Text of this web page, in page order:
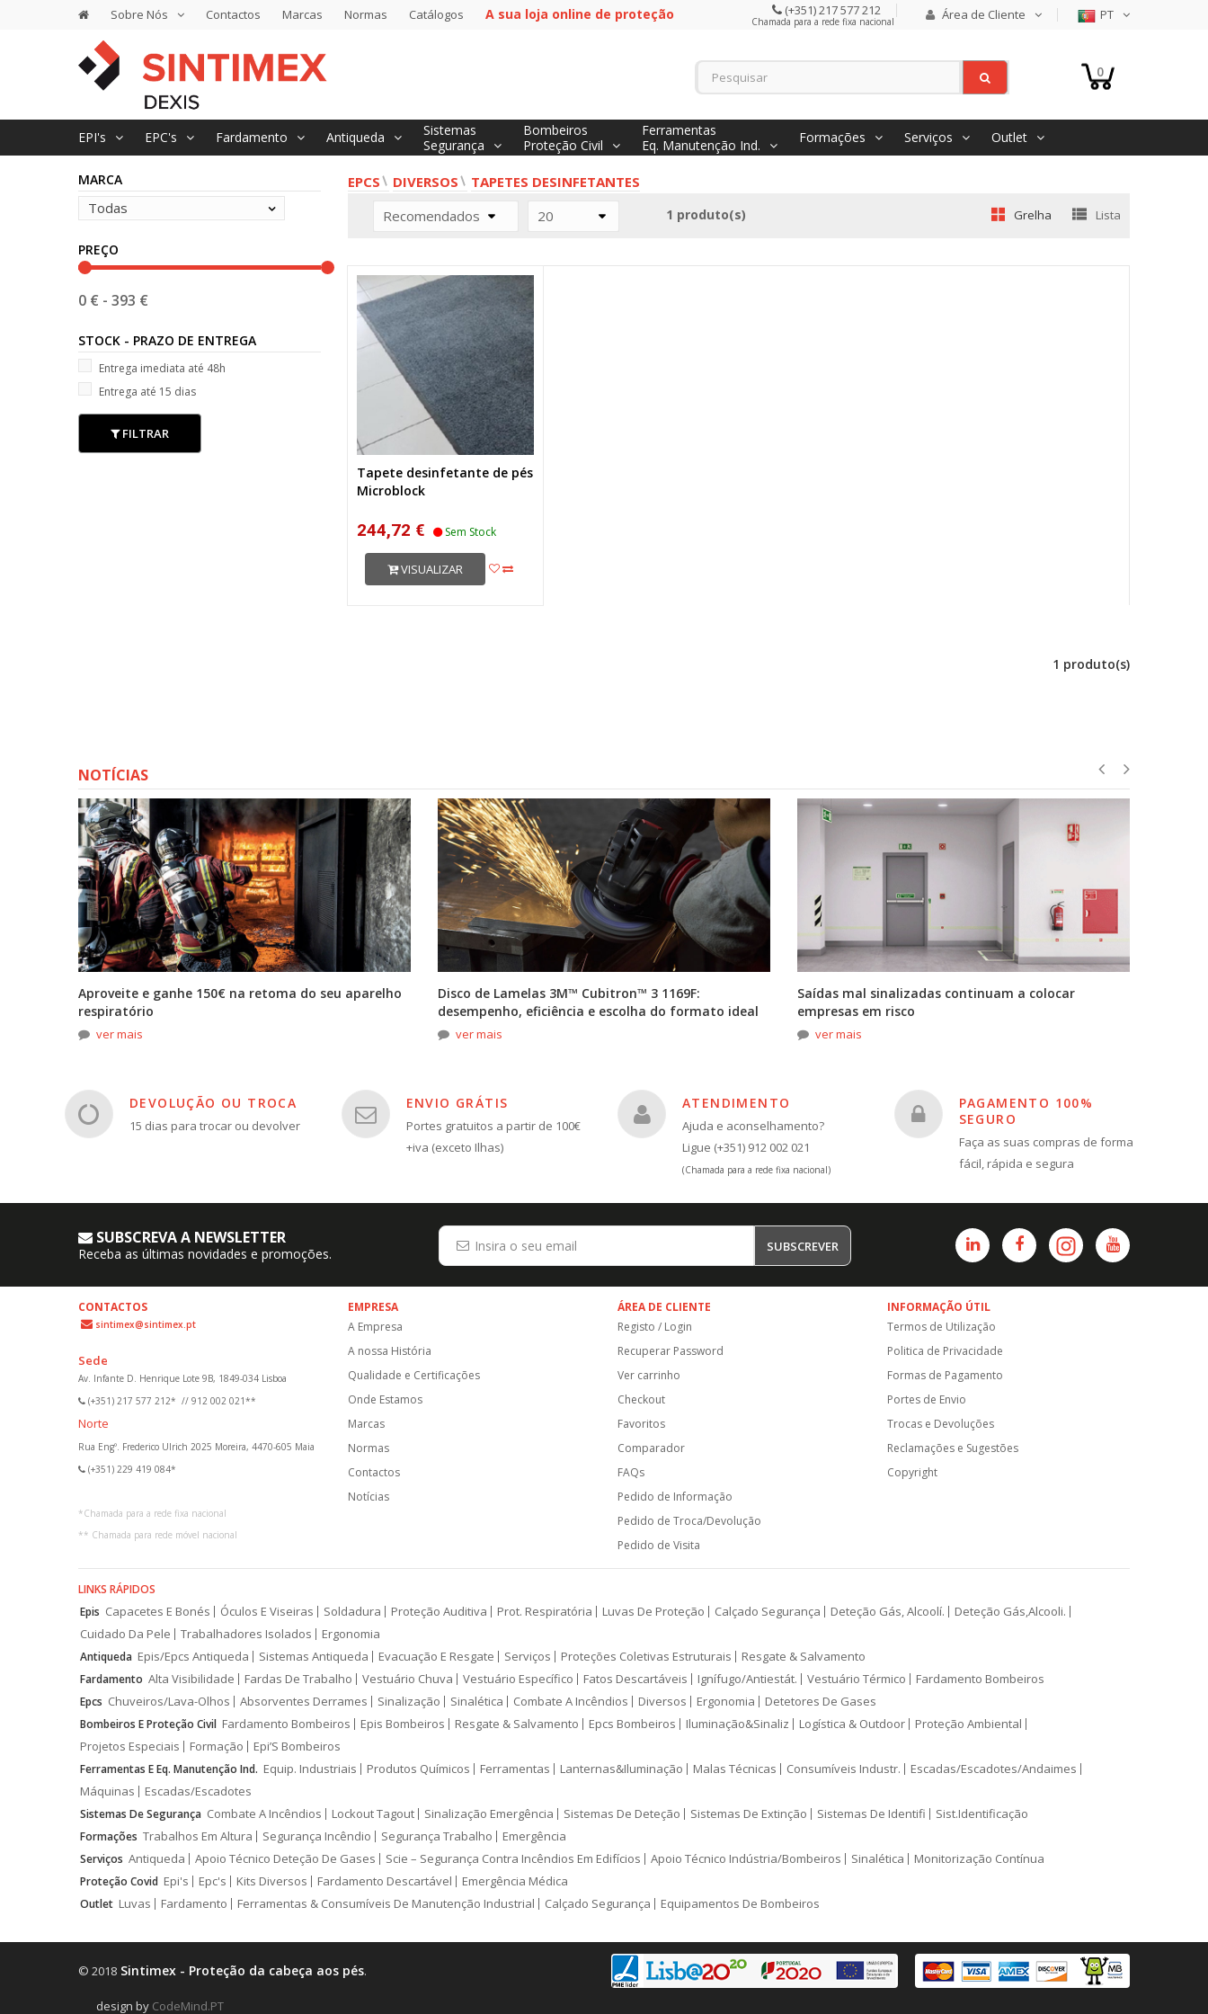
Sobre Nós Contactos Marcas Normas Catálogos A sua loja online de proteção (+351) 217 577 212
Chamada para a rede fixa nacional Área de Cliente PT
0
EPI's EPC's Fardamento Antiqueda
Sistemas
Segurança
Bombeiros
Proteção Civil
Ferramentas
Eq. Manutenção Ind.
Formações Serviços Outlet
EPCS DIVERSOS
TAPETES DESINFETANTES
Recomendados
20 1 produto(s) Grelha Lista
Tapete desinfetante de pés
Microblock
244,72 € Sem Stock
VISUALIZAR
1 produto(s)
MARCA
Todas
PREÇO
0 € - 393 €
STOCK - PRAZO DE ENTREGA
Entrega imediata até 48h
Entrega até 15 dias
FILTRAR
NOTÍCIAS
Aproveite e ganhe 150€ na retoma do seu aparelho
respiratório
ver mais
Disco de Lamelas 3M™ Cubitron™ 3 1169F:
desempenho, eficiência e escolha do formato ideal
ver mais
Saídas mal sinalizadas continuam a colocar
empresas em risco
ver mais
DEVOLUÇÃO OU TROCA
15 dias para trocar ou devolver
ENVIO GRÁTIS
Portes gratuitos a partir de 100€
+iva (exceto Ilhas)
ATENDIMENTO
Ajuda e aconselhamento?
Ligue (+351) 912 002 021
(Chamada para a rede fixa nacional)
PAGAMENTO 100%
SEGURO
Faça as suas compras de forma
fácil, rápida e segura
SUBSCREVA A NEWSLETTER
Receba as últimas novidades e promoções. SUBSCREVER
CONTACTOS
sintimex@sintimex.pt
Sede
Av. Infante D. Henrique Lote 9B, 1849-034 Lisboa
(+351) 217 577 212* // 912 002 021**
Norte
Rua Engº. Frederico Ulrich 2025 Moreira, 4470-605 Maia
(+351) 229 419 084*
*Chamada para a rede fixa nacional
** Chamada para rede móvel nacional
EMPRESA
A Empresa
A nossa História
Qualidade e Certificações
Onde Estamos
Marcas
Normas
Contactos
Notícias
ÁREA DE CLIENTE
Registo / Login
Recuperar Password
Ver carrinho
Checkout
Favoritos
Comparador
FAQs
Pedido de Informação
Pedido de Troca/Devolução
Pedido de Visita
INFORMAÇÃO ÚTIL
Termos de Utilização
Politica de Privacidade
Formas de Pagamento
Portes de Envio
Trocas e Devoluções
Reclamações e Sugestões
Copyright
LINKS RÁPIDOS
Epis Capacetes E Bonés Óculos E Viseiras Soldadura Proteção Auditiva Prot. Respiratória Luvas De Proteção Calçado Segurança Deteção Gás, Alcoolí.
Deteção Gás,Alcooli.
Cuidado Da Pele
Trabalhadores Isolados Ergonomia
Antiqueda Epis/Epcs Antiqueda Sistemas Antiqueda Evacuação E Resgate Serviços Proteções Coletivas Estruturais Resgate & Salvamento
Fardamento Alta Visibilidade Fardas De Trabalho Vestuário Chuva Vestuário Específico Fatos Descartáveis Ignífugo/Antiestát. Vestuário Térmico Fardamento Bombeiros
Epcs Chuveiros/Lava-Olhos Absorventes Derrames Sinalização Sinalética Combate A Incêndios Diversos Ergonomia Detetores De Gases
Bombeiros E Proteção Civil Fardamento Bombeiros Epis Bombeiros Resgate & Salvamento Epcs Bombeiros Iluminação&Sinaliz Logística & Outdoor
Proteção Ambiental
Projetos Especiais
Formação Epi’S Bombeiros
Ferramentas E Eq. Manutenção Ind. Equip. Industriais Produtos Químicos Ferramentas Lanternas&Iluminação Malas Técnicas Consumíveis Industr.
Escadas/Escadotes/Andaimes
Máquinas
Escadas/Escadotes
Sistemas De Segurança Combate A Incêndios Lockout Tagout Sinalização Emergência Sistemas De Deteção Sistemas De Extinção Sistemas De Identifi Sist.Identificação
Formações Trabalhos Em Altura Segurança Incêndio Segurança Trabalho Emergência
Serviços Antiqueda Apoio Técnico Deteção De Gases Scie – Segurança Contra Incêndios Em Edifícios Apoio Técnico Indústria/Bombeiros Sinalética Monitorização Contínua
Proteção Covid Epi's Epc's Kits Diversos Fardamento Descartável Emergência Médica
Outlet Luvas Fardamento Ferramentas & Consumíveis De Manutenção Industrial Calçado Segurança Equipamentos De Bombeiros
© 2018 Sintimex - Proteção da cabeça aos pés.
design by CodeMind.PT